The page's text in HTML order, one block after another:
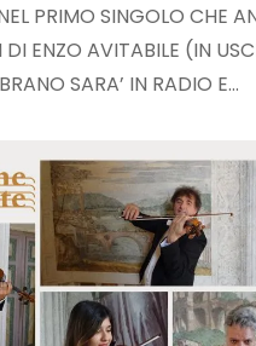
PRIMO SINGOLO CHE
ENZO AVITABILE (IN
SARA’ IN RADIO E…